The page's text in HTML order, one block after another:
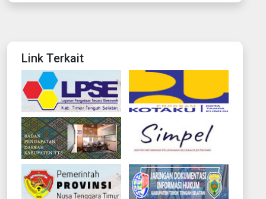
Link Terkait